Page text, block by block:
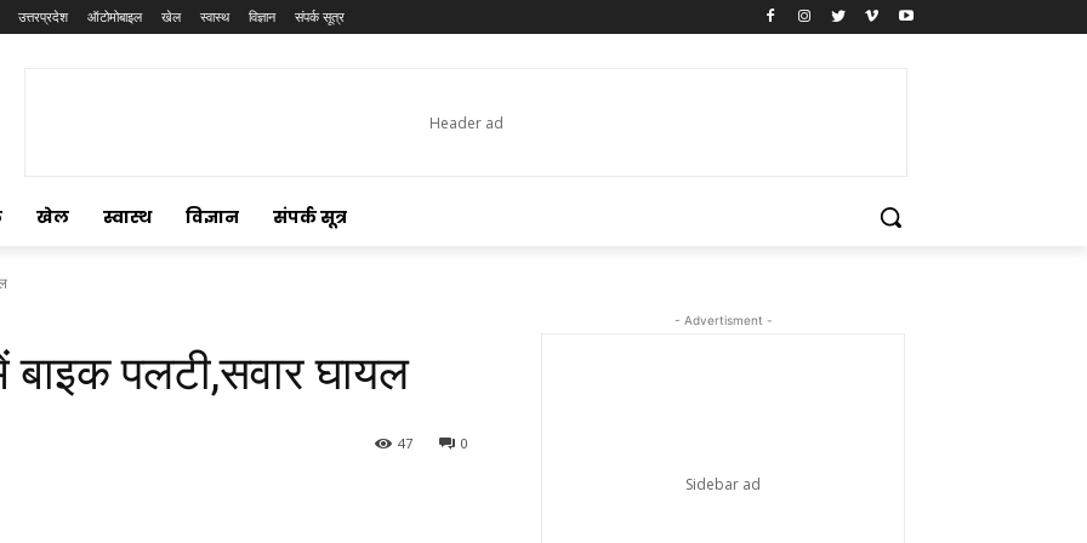
उत्तरप्रदेश ऑटोमोबाइल खेल स्वास्थ विज्ञान संपर्क सूत्र
खेल स्वास्थ विज्ञान संपर्क सूत्र
पलटी,सवार घायल
0
47
- Advertisment -